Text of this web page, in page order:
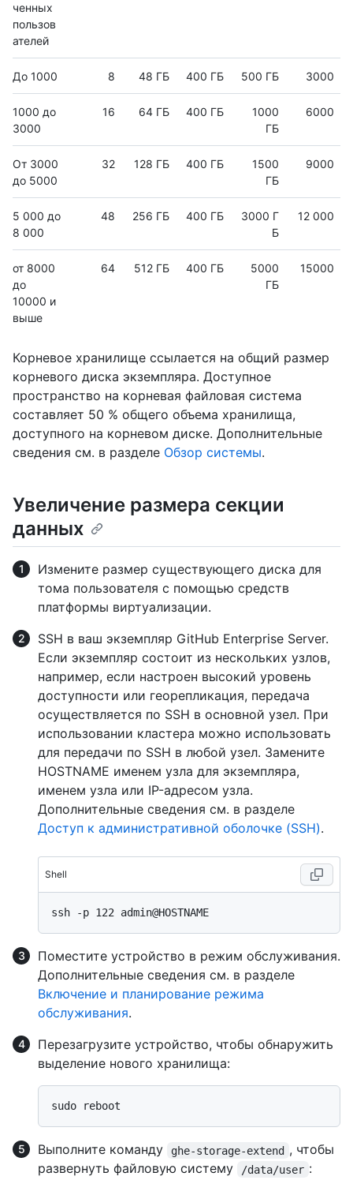
ченных
пользов
ателей
До 1000 8 48 ГБ 400 ГБ 500 ГБ 3000
1000 до
3000
16 64 ГБ 400 ГБ
1000
ГБ
6000
От 3000
до 5000
32 128 ГБ 400 ГБ
1500
ГБ
9000
5 000 до
8 000
48 256 ГБ 400 ГБ
3000 Г
Б
12 000
от 8000
до
10000 и
выше
64 512 ГБ 400 ГБ
5000
ГБ
15000
Корневое хранилище ссылается на общий размер
корневого диска экземпляра. Доступное
пространство на корневая файловая система
составляет 50 % общего объема хранилища,
доступного на корневом диске. Дополнительные
сведения см. в разделе Обзор системы.
Увеличение размера секции
данных
Измените размер существующего диска для
тома пользователя с помощью средств
платформы виртуализации.
SSH в ваш экземпляр GitHub Enterprise Server.
Если экземпляр состоит из нескольких узлов,
например, если настроен высокий уровень
доступности или георепликация, передача
осуществляется по SSH в основной узел. При
использовании кластера можно использовать
для передачи по SSH в любой узел. Замените
HOSTNAME именем узла для экземпляра,
именем узла или IP-адресом узла.
Дополнительные сведения см. в разделе
Доступ к административной оболочке (SSH).
Shell
Поместите устройство в режим обслуживания.
Дополнительные сведения см. в разделе
Включение и планирование режима
обслуживания.
Перезагрузите устройство, чтобы обнаружить
выделение нового хранилища:
Выполните команду ghe-storage-extend , чтобы
развернуть файловую систему
/data/user :